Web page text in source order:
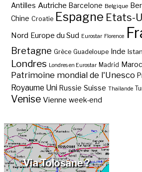
Antilles Autriche Barcelone Belgique
Chine Croatie Espagne Etats-
Nord Europe du Sud Eurostar Florence
Bretagne Grèce Guadeloupe Inde
Londres Londres en Eurostar Madrid Maroc
Patrimoine mondial de l'Unesco
Royaume Uni Russie Suisse Thaïlande
Venise Vienne week-end
Via Tolosane ?